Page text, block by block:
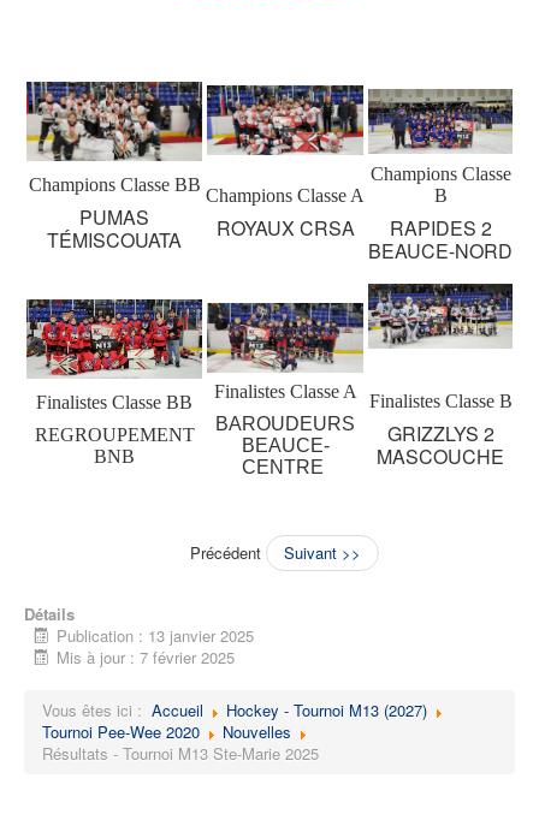
Champions Classe BB
PUMAS
TÉMISCOUATA
Champions Classe A
ROYAUX CRSA
Champions Classe
B
RAPIDES 2
BEAUCE-NORD
Finalistes Classe BB
REGROUPEMENT
BNB
Finalistes Classe A
BAROUDEURS
BEAUCE-
CENTRE
Finalistes Classe B
GRIZZLYS 2
MASCOUCHE
Précédent Suivant >>
Détails
Publication : 13 janvier 2025
Mis à jour : 7 février 2025
Vous êtes ici : Accueil
Hockey - Tournoi M13 (2027)
Tournoi Pee-Wee 2020
Nouvelles
Résultats - Tournoi M13 Ste-Marie 2025